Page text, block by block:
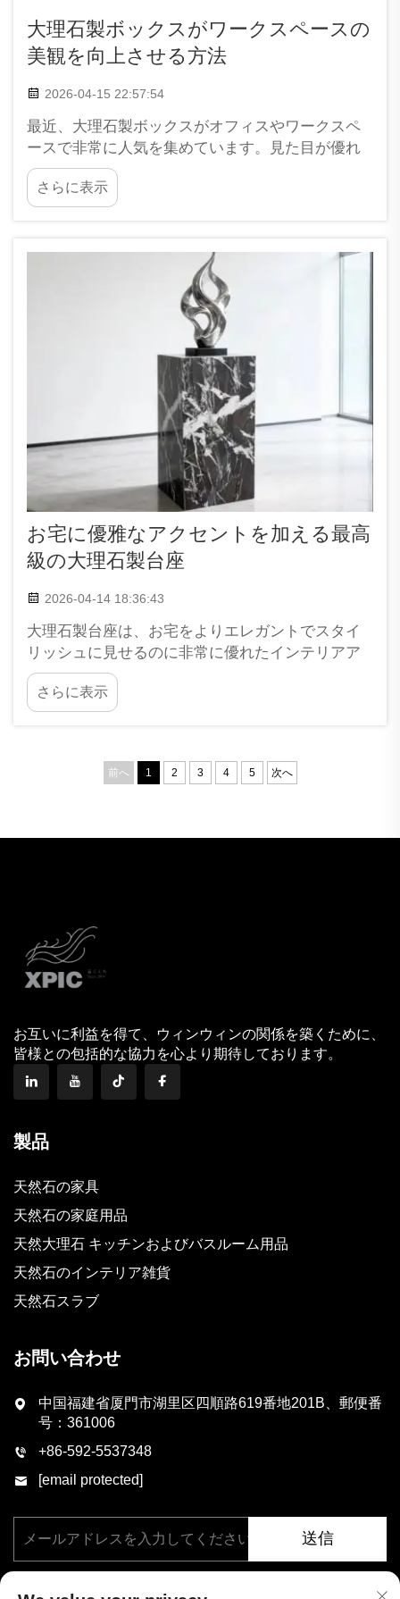
大理石製ボックスがワークスペースの
美観を向上させる方法
2026-04-15 22:57:54
最近、大理石製ボックスがオフィスやワークスペ
ースで非常に人気を集めています。見た目が優れ
ているだけでなく、多様な機能も備えています。
XPICなどの企業は、こうしたスタイリッシュなボ
ックスを製造しており、あらゆるワークスペース
ます。空間の見た目が良くなると、あなたは…
さらに表示
お宅に優雅なアクセントを加える最高
級の大理石製台座
2026-04-14 18:36:43
大理石製台座は、お宅をよりエレガントでスタイ
リッシュに見せるのに非常に優れたインテリアア
イテムです。装飾品、植物、その他の小物をディ
スプレイするのに最適です。XPIC社が製造する大
理石製台座は、どの部屋にも優雅な雰囲気を添え
さらに表示
前へ 1 2 3 4 5 次へ
お互いに利益を得て、ウィンウィンの関係を築くために、
皆様との包括的な協力を心より期待しております。
製品
天然石の家具
天然石の家庭用品
天然大理石 キッチンおよびバスルーム用品
天然石のインテリア雑貨
天然石スラブ
お問い合わせ
中国福建省厦門市湖里区四順路619番地201B、郵便番
号：361006
+86-592-5537348
[email protected]
送信